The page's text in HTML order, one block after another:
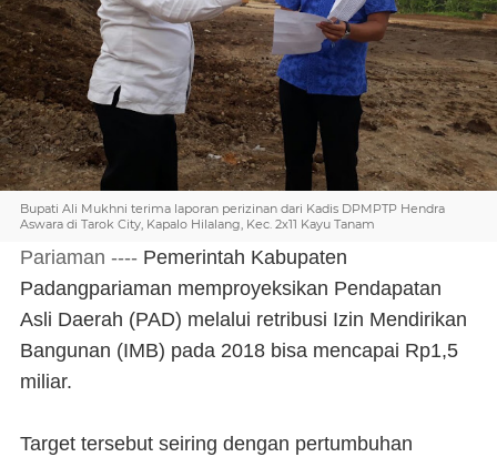
Bupati Ali Mukhni terima laporan perizinan dari Kadis DPMPTP Hendra
Aswara di Tarok City, Kapalo Hilalang, Kec. 2x11 Kayu Tanam
Pariaman ---- Pemerintah Kabupaten
Padangpariaman memproyeksikan Pendapatan
Asli Daerah (PAD) melalui retribusi Izin Mendirikan
Bangunan (IMB) pada 2018 bisa mencapai Rp1,5
miliar.
Target tersebut seiring dengan pertumbuhan